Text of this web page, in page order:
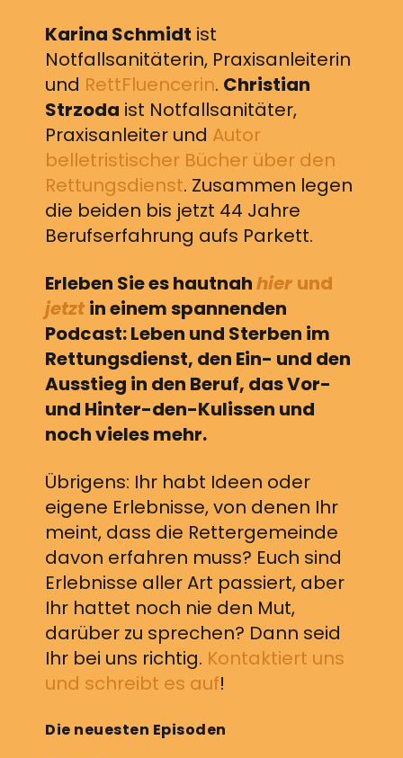
Karina Schmidt ist
Notfallsanitäterin, Praxisanleiterin
und RettFluencerin. Christian
Strzoda ist Notfallsanitäter,
Praxisanleiter und Autor
belletristischer Bücher über den
Rettungsdienst. Zusammen legen
die beiden bis jetzt 44 Jahre
Berufserfahrung aufs Parkett.
Erleben Sie es hautnahhier und
jetzt in einem spannenden
Podcast: Leben und Sterben im
Rettungsdienst, den Ein- und den
Ausstieg in den Beruf, das Vor-
und Hinter-den-Kulissen und
noch vieles mehr.
Übrigens: Ihr habt Ideen oder
eigene Erlebnisse, von denen Ihr
meint, dass die Rettergemeinde
davon erfahren muss? Euch sind
Erlebnisse aller Art passiert, aber
Ihr hattet noch nie den Mut,
darüber zu sprechen? Dann seid
Ihr bei uns richtig. Kontaktiert uns
und schreibt es auf!
Die neuesten Episoden